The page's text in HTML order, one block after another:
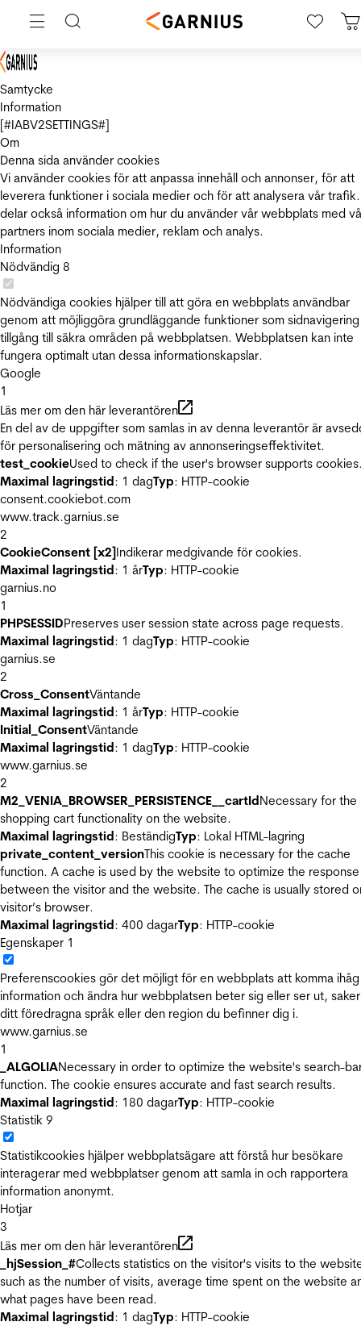
Samtycke
Information
[#IABV2SETTINGS#]
Om
Denna sida använder cookies
Vi använder cookies för att anpassa innehåll och annonser, för att
leverera funktioner i sociala medier och för att analysera vår
delar också information om hur du använder vår webbplats med
partners inom sociala medier, reklam och analys.
Information
Nödvändig 8
Nödvändiga cookies hjälper till att göra en webbplats användbar
genom att möjliggöra grundläggande funktioner som
tillgång till säkra områden på webbplatsen. Webbplatsen kan inte
fungera optimalt utan dessa informationskapslar.
Google
1
Läs mer om den här leverantören
En del av de uppgifter som samlas in av denna leverantör är
för personalisering och mätning av annonseringseffektivitet.
test_cookieUsed to check if the user's browser supports
Maximal lagringstid: 1 dagTyp: HTTP-cookie
consent.cookiebot.com
www.track.garnius.se
2
CookieConsent [x2]Indikerar medgivande för cookies.
Maximal lagringstid: 1 årTyp: HTTP-cookie
garnius.no
1
PHPSESSIDPreserves user session state across page requests.
Maximal lagringstid: 1 dagTyp: HTTP-cookie
garnius.se
2
Cross_ConsentVäntande
Maximal lagringstid: 1 årTyp: HTTP-cookie
Initial_ConsentVäntande
Maximal lagringstid: 1 dagTyp: HTTP-cookie
www.garnius.se
2
M2_VENIA_BROWSER_PERSISTENCE__cartIdNecessary for the
shopping cart functionality on the website.
Maximal lagringstid: BeständigTyp: Lokal HTML-lagring
private_content_versionThis cookie is necessary for the cache
function. A cache is used by the website to optimize the
between the visitor and the website. The cache is usually stored
visitor’s browser.
Maximal lagringstid: 400 dagarTyp: HTTP-cookie
Egenskaper 1
Preferenscookies gör det möjligt för en webbplats att komma ihåg
information och ändra hur webbplatsen beter sig eller ser ut,
ditt föredragna språk eller den region du befinner dig i.
www.garnius.se
1
_ALGOLIANecessary in order to optimize the website's search-
function. The cookie ensures accurate and fast search results.
Maximal lagringstid: 180 dagarTyp: HTTP-cookie
Statistik 9
Statistikcookies hjälper webbplatsägare att förstå hur besökare
interagerar med webbplatser genom att samla in och rapportera
information anonymt.
Hotjar
3
Läs mer om den här leverantören
_hjSession_#Collects statistics on the visitor's visits to the
such as the number of visits, average time spent on the website
what pages have been read.
Maximal lagringstid: 1 dagTyp: HTTP-cookie